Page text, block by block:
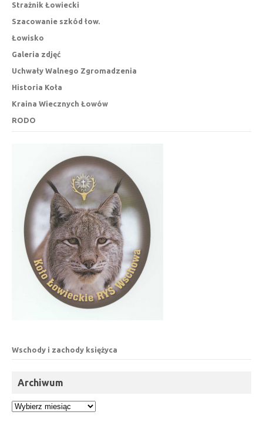
Strażnik Łowiecki
Szacowanie szkód łow.
Łowisko
Galeria zdjęć
Uchwały Walnego Zgromadzenia
Historia Koła
Kraina Wiecznych Łowów
RODO
Wschody i zachody księżyca
Archiwum
Archiwum